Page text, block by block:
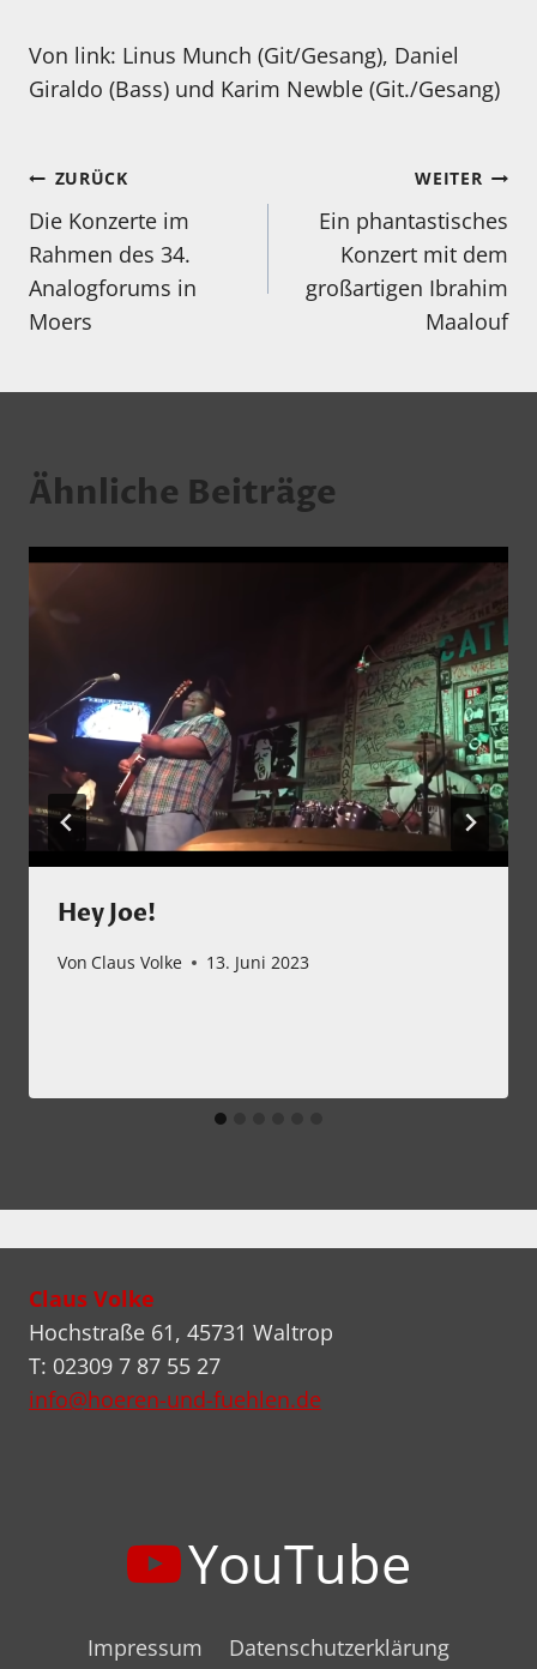
Von link: Linus Munch (Git/Gesang), Daniel
Giraldo (Bass) und Karim Newble (Git./Gesang)
Beitragsnavigation
ZURÜCK
Die Konzerte im
Rahmen des 34.
Analogforums in
Moers
WEITER
Ein phantastisches
Konzert mit dem
großartigen Ibrahim
Maalouf
Ähnliche Beiträge
Hey Joe!
Von Claus Volke 13. Juni 2023
Claus Volke
Hochstraße 61, 45731 Waltrop
T: 02309 7 87 55 27
info@hoeren-und-fuehlen.de
YouTube
Impressum Datenschutzerklärung